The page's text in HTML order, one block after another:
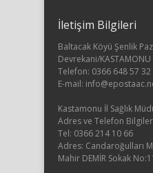
İletişim Bilgileri
Baltacak Köyü Şenlik
Devrekani/KASTAMONU
Telefon: 0366 648 57 32
E-mail:
Kastamonu İl Sağlık
Adres ve Telefon
Tel: 0366 214 10 66
Adres: Candaroğulları
Mahir DEMİR Sokak